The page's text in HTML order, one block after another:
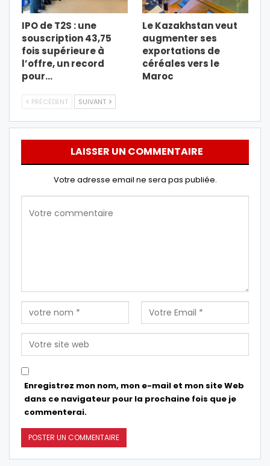
IPO de T2S : une
souscription 43,75
fois supérieure à
l’offre, un record
pour…
Le Kazakhstan veut
augmenter ses
exportations de
céréales vers le
Maroc
PRÉCÉDENT SUIVANT
LAISSER UN COMMENTAIRE
Votre adresse email ne sera pas publiée.
Enregistrez mon nom, mon e-mail et mon site Web
dans ce navigateur pour la prochaine fois que je
commenterai.